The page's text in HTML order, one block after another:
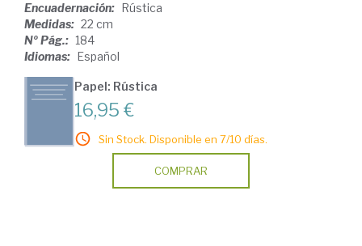
Encuadernación: Rústica
Medidas: 22 cm
Nº Pág.: 184
Idiomas: Español
Papel: Rústica
16,95 €
Sin Stock. Disponible en 7/10 días.
COMPRAR